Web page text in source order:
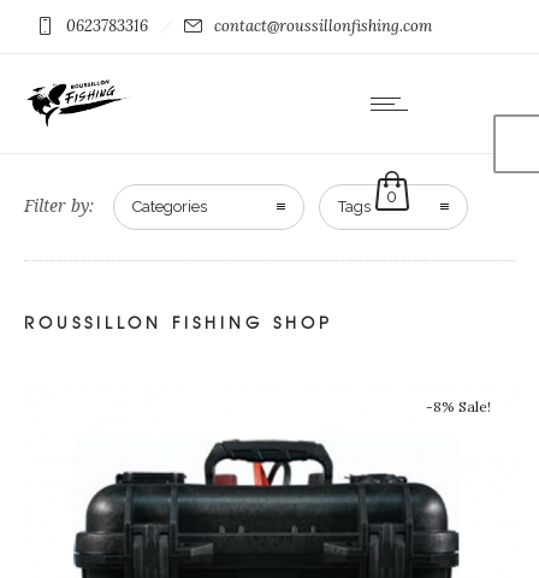
0623783316 contact@roussillonfishing.com
0
Filter by: Categories Tags
ROUSSILLON FISHING SHOP
-8% Sale!